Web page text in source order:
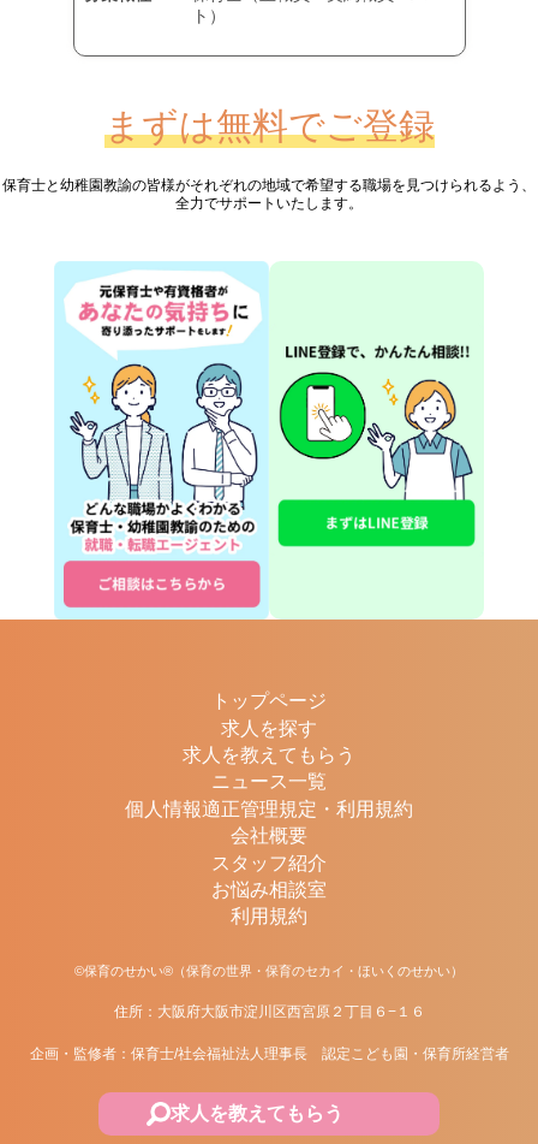
ト）
まずは無料でご登録
保育士と幼稚園教諭の皆様がそれぞれの地域で希望する職場を見つけられるよう、
全力でサポートいたします。
トップページ
求人を探す
求人を教えてもらう
ニュース一覧
個人情報適正管理規定・利用規約
会社概要
スタッフ紹介
お悩み相談室
利用規約
©保育のせかい®（保育の世界・保育のセカイ・ほいくのせかい）
住所：大阪府大阪市淀川区西宮原２丁目６−１６
企画・監修者：保育士/社会福祉法人理事長 認定こども園・保育所経営者
求人を教えてもらう